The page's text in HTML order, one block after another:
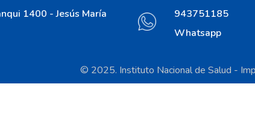
1400 - Jesús María
943751185
Whatsapp
© 2025. Instituto Nacional de Salud -